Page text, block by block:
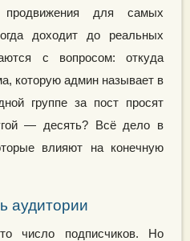
продвижения для самых
доходит до реальных
с вопросом: откуда
которую админ называет в
группе за пост просят
— десять? Всё дело в
влияют на конечную
аудитории
число подписчиков. Но